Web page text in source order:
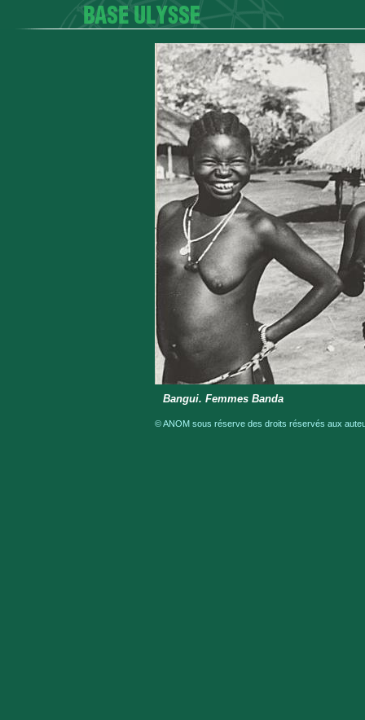
Bangui. Femmes Banda
© ANOM sous réserve des droits réservés aux